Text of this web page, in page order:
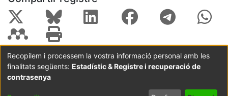
Coordinació:CRAI UB Avís legal
Metadades
subjectes a:
Configuració
Recopilem i processem la vostra informació personal amb les
finalitats següents: Estadístic & Registre i recuperació de
contrasenya